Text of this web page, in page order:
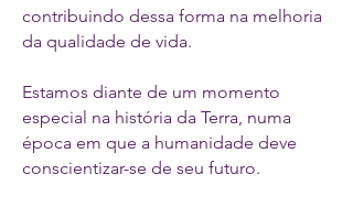
contribuindo dessa forma na melhoria
da qualidade de vida.
Estamos diante de um momento
especial na história da Terra, numa
época em que a humanidade deve
conscientizar-se de seu futuro.